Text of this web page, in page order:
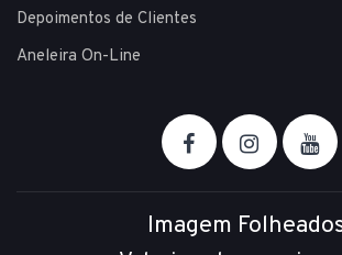
Depoimentos de Clientes
Aneleira On-Line
Imagem